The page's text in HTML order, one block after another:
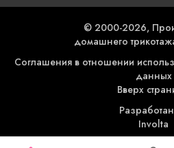
© 2000-2026,
домашнего
Соглашения в отношении
данных
Вверх
Involta